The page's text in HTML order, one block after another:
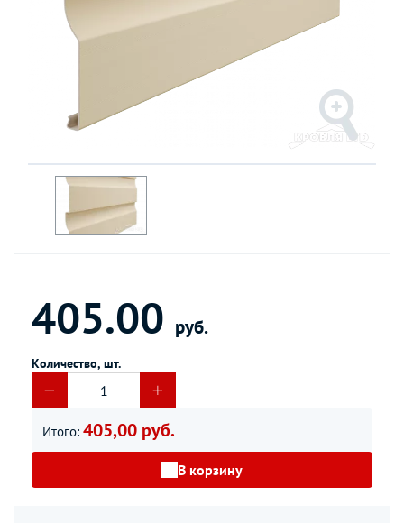
405.00 руб.
Количество, шт.
Итого: 405,00 руб.
В корзину